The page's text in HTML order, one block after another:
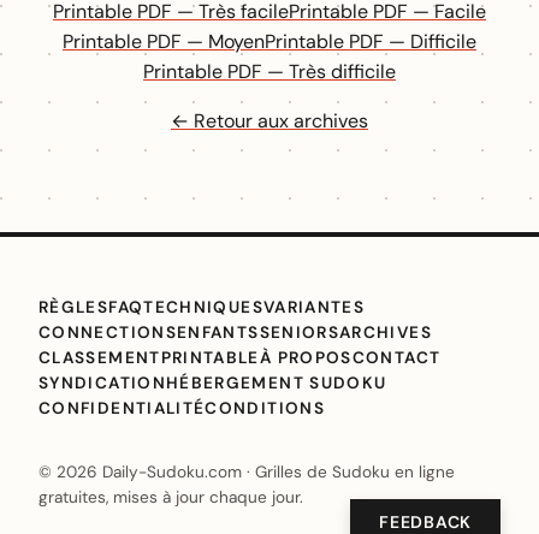
Printable PDF — Très facilePrintable PDF — Facile
Printable PDF — MoyenPrintable PDF — Difficile
Printable PDF — Très difficile
← Retour aux archives
RÈGLESFAQTECHNIQUESVARIANTES
CONNECTIONSENFANTSSENIORSARCHIVES
CLASSEMENTPRINTABLEÀ PROPOSCONTACT
SYNDICATIONHÉBERGEMENT SUDOKU
CONFIDENTIALITÉCONDITIONS
© 2026 Daily-Sudoku.com · Grilles de Sudoku en ligne
gratuites, mises à jour chaque jour.
FEEDBACK